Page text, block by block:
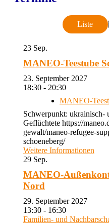
Liste
23 Sep.
MANEO-Teestube
23. September 2027
18:30 - 20:30
MANEO-
Schwerpunkt: ukrainisch-
Geflüchtete https://
gewalt/maneo-refugee-
schoeneberg/
Weitere Informationen
29 Sep.
MANEO-
Nord
29. September 2027
13:30 - 16:30
Familien- und